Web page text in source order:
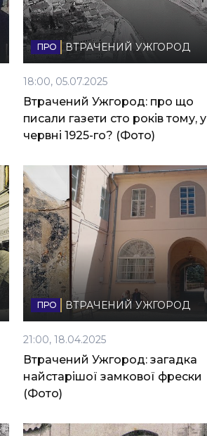
ВТРАЧЕНИЙ УЖГОРОД
18:00, 05.07.2025
Втрачений Ужгород: про що
писали газети сто років тому, у
червні 1925-го? (Фото)
ВТРАЧЕНИЙ УЖГОРОД
21:00, 18.04.2025
Втрачений Ужгород: загадка
найстарішої замкової фрески
(Фото)